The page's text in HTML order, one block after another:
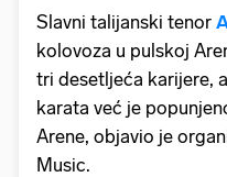
Slavni talijanski tenor
kolovoza u pulskoj
tri desetljeća karijere,
karata već je
Arene, objavio je
Music.